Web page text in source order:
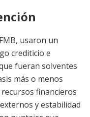
usaron un
crediticio e
fueran solventes
más o menos
financieros
y estabilidad